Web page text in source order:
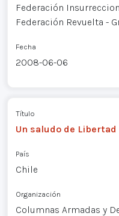
Federación
Federación Revuelta -
Fecha
2008-06-06
Título
Un saludo de
País
Chile
Organización
Columnas Armadas y